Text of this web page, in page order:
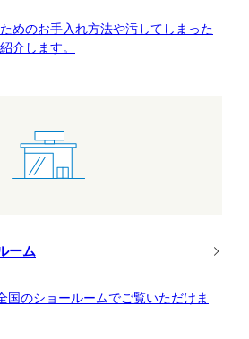
めのお手入れ方法や汚してしまった
介します。
ーム
国のショールームでご覧いただけま